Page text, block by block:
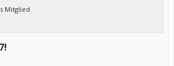
Mitglied